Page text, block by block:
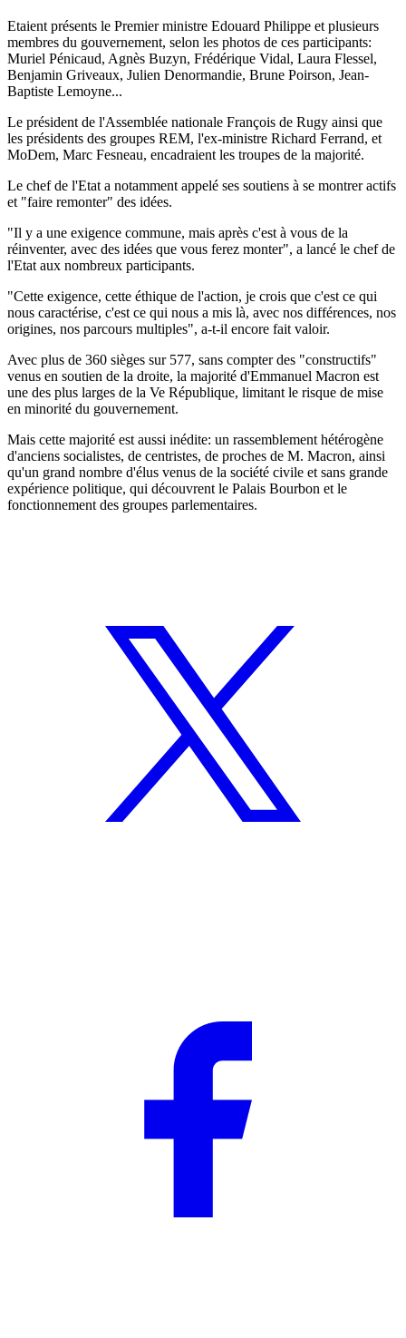
Etaient présents le Premier ministre Edouard Philippe et plusieurs
membres du gouvernement, selon les photos de ces participants:
Muriel Pénicaud, Agnès Buzyn, Frédérique Vidal, Laura Flessel,
Benjamin Griveaux, Julien Denormandie, Brune Poirson, Jean-
Baptiste Lemoyne...
Le président de l'Assemblée nationale François de Rugy ainsi que
les présidents des groupes REM, l'ex-ministre Richard Ferrand, et
MoDem, Marc Fesneau, encadraient les troupes de la majorité.
Le chef de l'Etat a notamment appelé ses soutiens à se montrer actifs
et "faire remonter" des idées.
"Il y a une exigence commune, mais après c'est à vous de la
réinventer, avec des idées que vous ferez monter", a lancé le chef de
l'Etat aux nombreux participants.
"Cette exigence, cette éthique de l'action, je crois que c'est ce qui
nous caractérise, c'est ce qui nous a mis là, avec nos différences, nos
origines, nos parcours multiples", a-t-il encore fait valoir.
Avec plus de 360 sièges sur 577, sans compter des "constructifs"
venus en soutien de la droite, la majorité d'Emmanuel Macron est
une des plus larges de la Ve République, limitant le risque de mise
en minorité du gouvernement.
Mais cette majorité est aussi inédite: un rassemblement hétérogène
d'anciens socialistes, de centristes, de proches de M. Macron, ainsi
qu'un grand nombre d'élus venus de la société civile et sans grande
expérience politique, qui découvrent le Palais Bourbon et le
fonctionnement des groupes parlementaires.